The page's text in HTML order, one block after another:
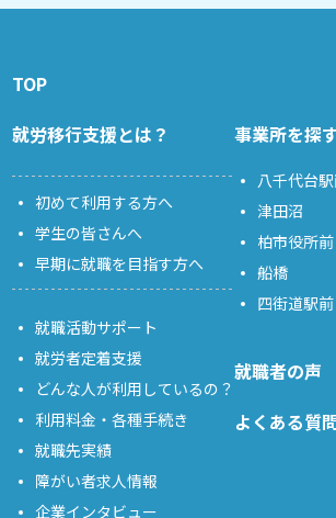
TOP
就労移行支援とは？
初めて利用する方へ
学生の皆さんへ
早期に就職を目指す方へ
就職活動サポート
就労者定着支援
どんな人が利用しているの？
利用料金・各種手続き
就職先実績
障がい者求人情報
企業インタビュー
事業所を探
八千代台
津田沼
柏市役所前
船橋
四街道駅前
就職者の声
よくある質